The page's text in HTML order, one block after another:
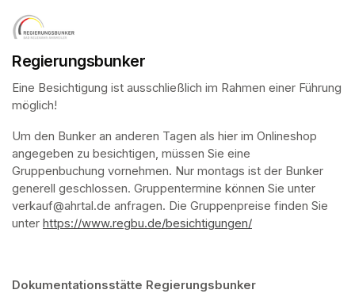
Regierungsbunker
Eine Besichtigung ist ausschließlich im Rahmen einer Führung
möglich!
Um den Bunker an anderen Tagen als hier im Onlineshop
angegeben zu besichtigen, müssen Sie eine
Gruppenbuchung vornehmen. Nur montags ist der Bunker
generell geschlossen. Gruppentermine können Sie unter
verkauf@ahrtal.de anfragen. Die Gruppenpreise finden Sie
unter https://www.regbu.de/besichtigungen/
Dokumentationsstätte Regierungsbunker